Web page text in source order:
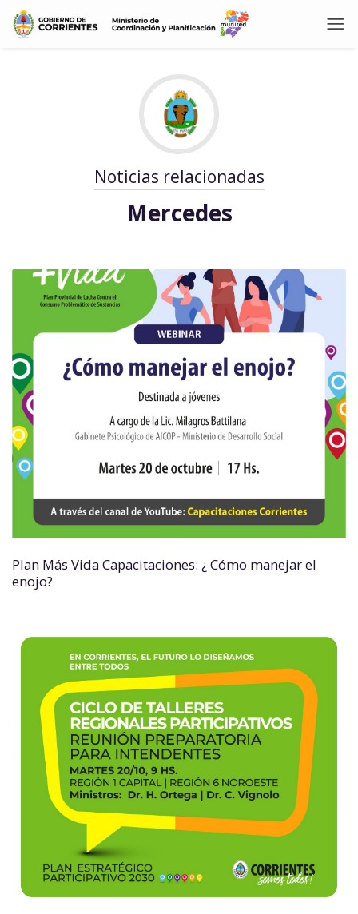
Noticias relacionadas
Mercedes
Plan Más Vida Capacitaciones: ¿ Cómo manejar el
enojo?